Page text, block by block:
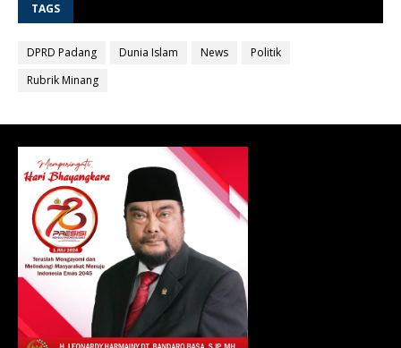
TAGS
DPRD Padang Dunia Islam News
Politik
Rubrik Minang